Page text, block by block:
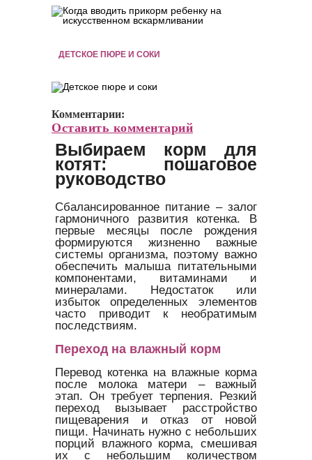
ДЕТСКОЕ ПЮРЕ И СОКИ
Комментарии:
Оставить комментарий
Выбираем корм для
котят: пошаговое
руководство
Сбалансированное питание – залог
гармоничного развития котенка. В
первые месяцы после рождения
формируются жизненно важные
системы организма, поэтому важно
обеспечить малыша питательными
компонентами, витаминами и
минералами. Недостаток или
избыток определенных элементов
часто приводит к необратимым
последствиям.
Переход на влажный корм
Перевод котенка на влажные корма
после молока матери – важный
этап. Он требует терпения. Резкий
переход вызывает расстройство
пищеварения и отказ от новой
пищи. Начинать нужно с небольших
порций влажного корма, смешивая
их с небольшим количеством